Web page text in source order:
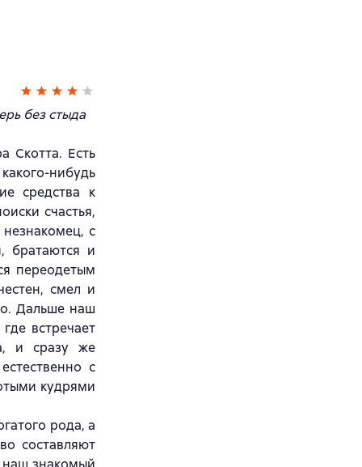
без стыда
Скотта. Есть
нибудь
средства к
счастья,
с
братаются и
переодетым
смел и
Дальше наш
встречает
и сразу же
с
кудрями
рода, а
составляют